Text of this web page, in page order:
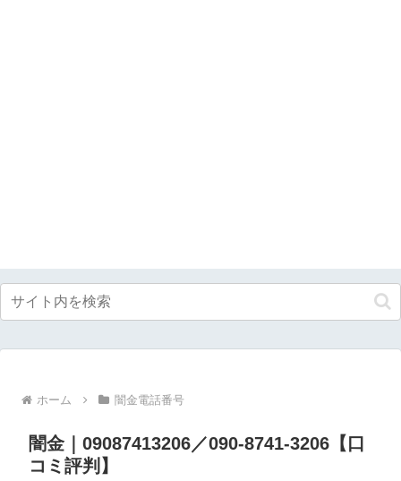
ホーム 闇金電話番号
闇金｜09087413206／090-8741-3206【口
コミ評判】